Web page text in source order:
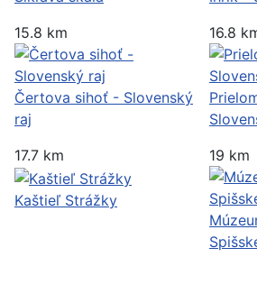
15.8 km
Čertova sihoť - Slovenský
raj
16.8
17.7 km
Kaštieľ Strážky
19 km